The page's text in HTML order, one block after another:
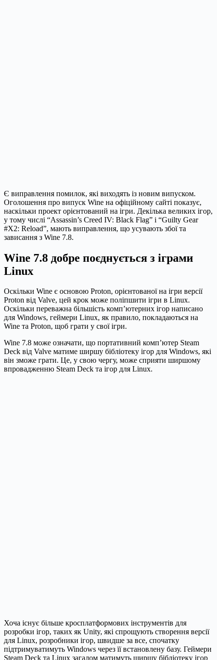
Є виправлення помилок, які виходять із новим випуском.
Оголошення про випуск Wine на офіційному сайті показує,
наскільки проект орієнтований на ігри. Декілька великих ігор,
у тому числі “Assassin’s Creed IV: Black Flag” і “Guilty Gear
#X2: Reload”, мають виправлення, що усувають збої та
зависання з Wine 7.8.
Wine 7.8 добре поєднується з іграми
Linux
Оскільки Wine є основою Proton, орієнтованої на ігри версії
Proton від Valve, цей крок може поліпшити ігри в Linux.
Оскільки переважна більшість комп’ютерних ігор написано
для Windows, геймери Linux, як правило, покладаються на
Wine та Proton, щоб грати у свої ігри.
Wine 7.8 може означати, що портативний комп’ютер Steam
Deck від Valve матиме ширшу бібліотеку ігор для Windows, які
він зможе грати. Це, у свою чергу, може сприяти ширшому
впровадженню Steam Deck та ігор для Linux.
Хоча існує більше кросплатформових інструментів для
розробки ігор, таких як Unity, які спрощують створення версії
для Linux, розробники ігор, швидше за все, спочатку
підтримуватимуть Windows через її встановлену базу. Геймери
Steam Deck та Linux загалом матимуть ширшу бібліотеку ігор